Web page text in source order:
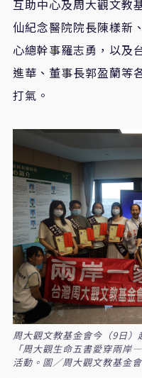
互助中心及周大觀文教
仙紀念醫院院長陳樣新
心總幹事羅志勇，以及
進華、董事長郭盈蘭等
打氣。
周大觀文教基金會今（9日
「周大觀生命五書愛穿兩岸
活動。圖／周大觀文教基金